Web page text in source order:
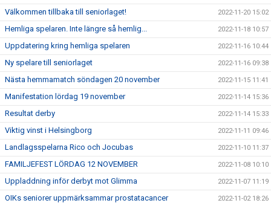
Välkommen tillbaka till seniorlaget! 2022-11-20 15:02
Hemliga spelaren. Inte längre så hemlig... 2022-11-18 10:57
Uppdatering kring hemliga spelaren 2022-11-16 10:44
Ny spelare till seniorlaget 2022-11-16 09:38
Nästa hemmamatch söndagen 20 november 2022-11-15 11:41
Manifestation lördag 19 november 2022-11-14 15:36
Resultat derby 2022-11-14 15:33
Viktig vinst i Helsingborg 2022-11-11 09:46
Landlagsspelarna Rico och Jocubas 2022-11-10 11:37
FAMILJEFEST LÖRDAG 12 NOVEMBER 2022-11-08 10:10
Uppladdning inför derbyt mot Glimma 2022-11-07 11:19
OIKs seniorer uppmärksammar prostatacancer 2022-11-02 18:26